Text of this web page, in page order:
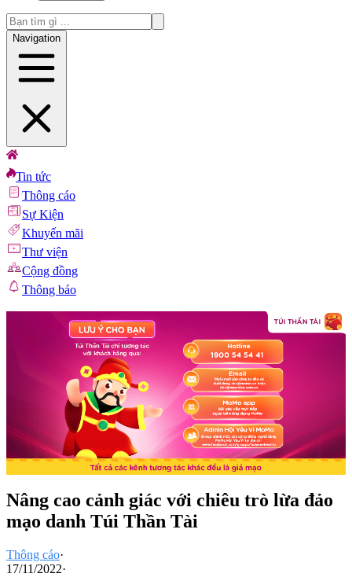
Navigation
Tin tức
Thông cáo
Sự Kiện
Khuyến mãi
Thư viện
Cộng đồng
Thông báo
Nâng cao cảnh giác với chiêu trò lừa đảo
mạo danh Túi Thần Tài
Thông cáo·
17/11/2022·